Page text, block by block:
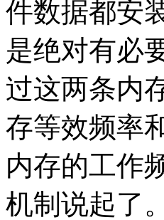
件数据都安
是绝对有必
过这两条内
存等效频率
内存的工作
机制说起了。